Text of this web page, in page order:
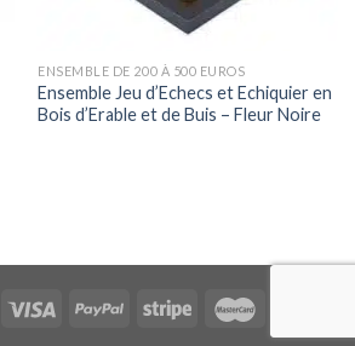
ENSEMBLE DE 200 À 500 EUROS
Ensemble Jeu d’Echecs et Echiquier en
Bois d’Erable et de Buis – Fleur Noire